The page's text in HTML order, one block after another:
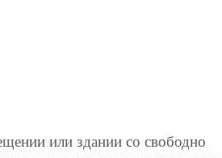
или здании со свободно